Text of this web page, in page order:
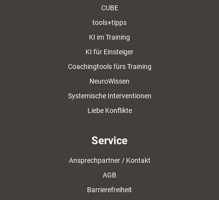
CUBE
tools+tipps
KI im Training
KI für Einsteiger
Coachingtools fürs Training
NeuroWissen
Systemische Interventionen
Liebe Konflikte
Service
Ansprechpartner / Kontakt
AGB
Barrierefreiheit